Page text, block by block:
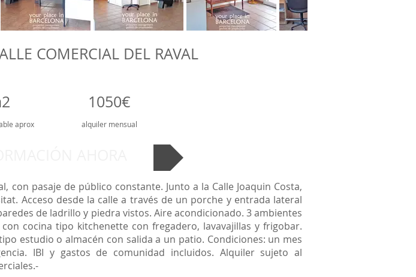
COMERCIAL DEL RAVAL
aprox
1050€
alquiler mensual
pasaje de público constante. Junto a la Calle Joaquin Costa,
Acceso desde la calle a través de un porche y entrada lateral
de ladrillo y piedra vistos. Aire acondicionado. 3 ambientes
cocina tipo kitchenette con fregadero, lavavajillas y frigobar.
estudio o almacén con salida a un patio. Condiciones: un mes
IBI y gastos de comunidad incluidos. Alquiler sujeto al